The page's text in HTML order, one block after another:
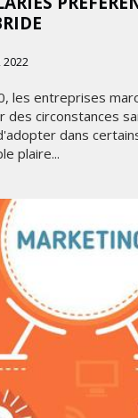
2022
les entreprises
des circonstances
dans
plaire...